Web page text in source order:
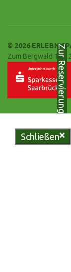
© 2026
Zum Bergwald 10-
Zur Reservierung
Schließen